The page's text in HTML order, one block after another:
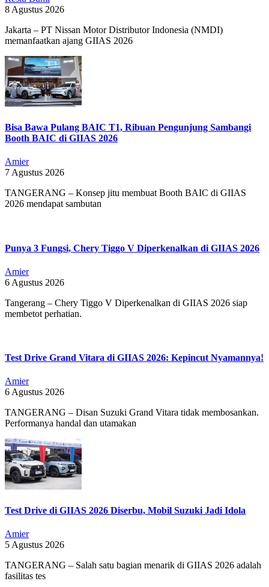
8 Agustus 2026
Jakarta – PT Nissan Motor Distributor Indonesia (NMDI)
memanfaatkan ajang GIIAS 2026
Bisa Bawa Pulang BAIC T1, Ribuan Pengunjung Sambangi
Booth BAIC di GIIAS 2026
Amier
7 Agustus 2026
TANGERANG – Konsep jitu membuat Booth BAIC di GIIAS
2026 mendapat sambutan
Punya 3 Fungsi, Chery Tiggo V Diperkenalkan di GIIAS 2026
Amier
6 Agustus 2026
Tangerang – Chery Tiggo V Diperkenalkan di GIIAS 2026 siap
membetot perhatian.
Test Drive Grand Vitara di GIIAS 2026: Kepincut Nyamannya!
Amier
6 Agustus 2026
TANGERANG – Disan Suzuki Grand Vitara tidak membosankan.
Performanya handal dan utamakan
Test Drive di GIIAS 2026 Diserbu, Mobil Suzuki Jadi Idola
Amier
5 Agustus 2026
TANGERANG – Salah satu bagian menarik di GIIAS 2026 adalah
fasilitas tes